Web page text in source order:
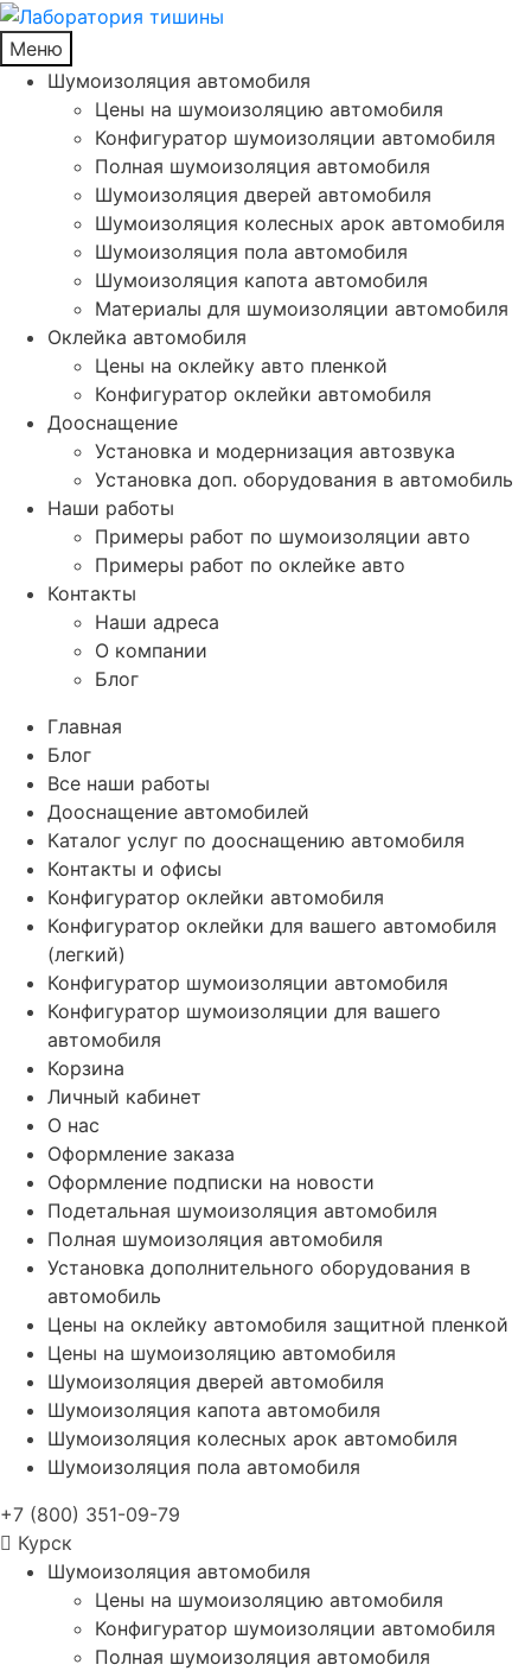
Меню
Шумоизоляция автомобиля
Цены на шумоизоляцию автомобиля
Конфигуратор шумоизоляции автомобиля
Полная шумоизоляция автомобиля
Шумоизоляция дверей автомобиля
Шумоизоляция колесных арок автомобиля
Шумоизоляция пола автомобиля
Шумоизоляция капота автомобиля
Материалы для шумоизоляции автомобиля
Оклейка автомобиля
Цены на оклейку авто пленкой
Конфигуратор оклейки автомобиля
Дооснащение
Установка и модернизация автозвука
Установка доп. оборудования в автомобиль
Наши работы
Примеры работ по шумоизоляции авто
Примеры работ по оклейке авто
Контакты
Наши адреса
О компании
Блог
Главная
Блог
Все наши работы
Дооснащение автомобилей
Каталог услуг по дооснащению автомобиля
Контакты и офисы
Конфигуратор оклейки автомобиля
Конфигуратор оклейки для вашего автомобиля
(легкий)
Конфигуратор шумоизоляции автомобиля
Конфигуратор шумоизоляции для вашего
автомобиля
Корзина
Личный кабинет
О нас
Оформление заказа
Оформление подписки на новости
Подетальная шумоизоляция автомобиля
Полная шумоизоляция автомобиля
Установка дополнительного оборудования в
автомобиль
Цены на оклейку автомобиля защитной пленкой
Цены на шумоизоляцию автомобиля
Шумоизоляция дверей автомобиля
Шумоизоляция капота автомобиля
Шумоизоляция колесных арок автомобиля
Шумоизоляция пола автомобиля
+7 (800) 351-09-79
Курск
Шумоизоляция автомобиля
Цены на шумоизоляцию автомобиля
Конфигуратор шумоизоляции автомобиля
Полная шумоизоляция автомобиля